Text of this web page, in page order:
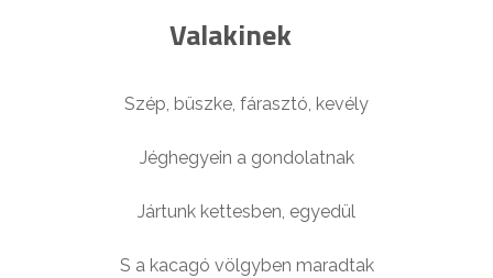
Valakinek
Szép, büszke, fárasztó, kevély
Jéghegyein a gondolatnak
Jártunk kettesben, egyedül
S a kacagó völgyben maradtak